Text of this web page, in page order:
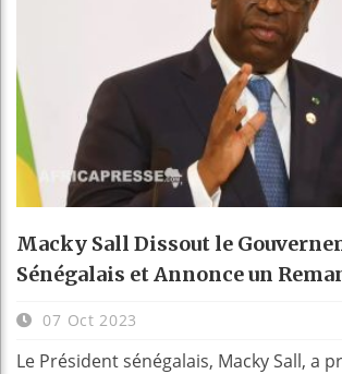
Macky Sall Dissout le
Sénégalais et Annonce un
07 Oct 2023
Le Président sénégalais, Macky Sall, a